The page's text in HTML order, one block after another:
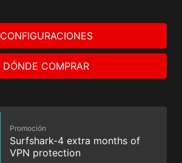
CONFIGURACIONES
DÓNDE COMPRAR
Promoción
Surfshark-4 extra months of
VPN protection